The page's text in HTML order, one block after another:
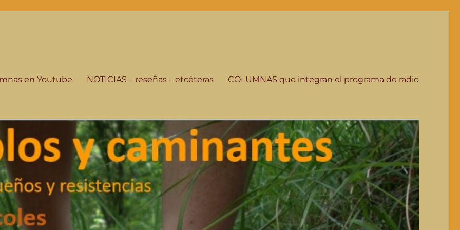
en Youtube NOTICIAS – reseñas – etcéteras COLUMNAS que integran el programa de radio